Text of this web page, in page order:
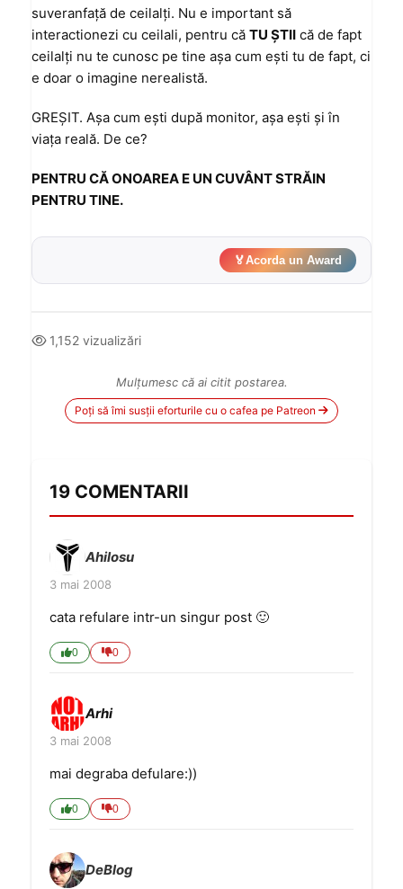
suveranfaţă de ceilalţi. Nu e important să
interactionezi cu ceilali, pentru că TU ŞTII că de fapt
ceilalţi nu te cunosc pe tine aşa cum eşti tu de fapt, ci
e doar o imagine nerealistă.
GREŞIT. Aşa cum eşti după monitor, aşa eşti şi în
viaţa reală. De ce?
PENTRU CĂ ONOAREA E UN CUVÂNT STRĂIN
PENTRU TINE.
🏅Acorda un Award
1,152 vizualizări
Mulțumesc că ai citit postarea.
Poți să îmi susții eforturile cu o cafea pe Patreon
19 COMENTARII
Ahilosu
3 mai 2008
cata refulare intr-un singur post 🙂
0 0
Arhi
3 mai 2008
mai degraba defulare:))
0 0
DeBlog